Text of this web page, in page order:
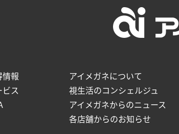
情報
ス
アイメガネについて
視生活のコンシェルジュ
アイメガネからのニュース
各店舗からのお知らせ